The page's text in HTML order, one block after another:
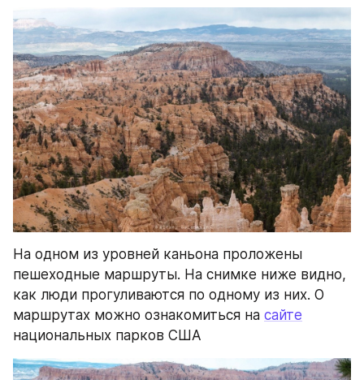
На одном из уровней каньона проложены
пешеходные маршруты. На снимке ниже видно,
как люди прогуливаются по одному из них. О
маршрутах можно ознакомиться на сайте
национальных парков США